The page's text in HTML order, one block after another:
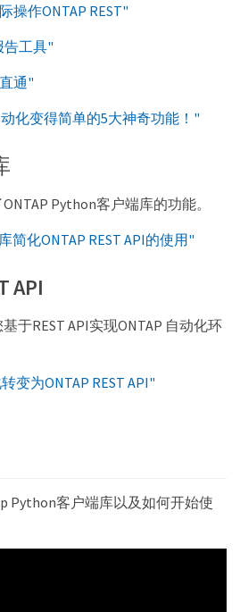
操作ONTAP REST"
告工具"
通"
化变得简单的5大神奇功能！"
Python客户端库的功能。
简化ONTAP REST API的使用"
API
于REST API实现ONTAP 自动化环
变为ONTAP REST API"
Python客户端库以及如何开始使